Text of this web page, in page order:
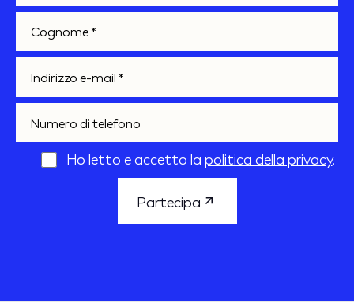
Ho letto e accetto lapolitica della privacy.
Partecipa